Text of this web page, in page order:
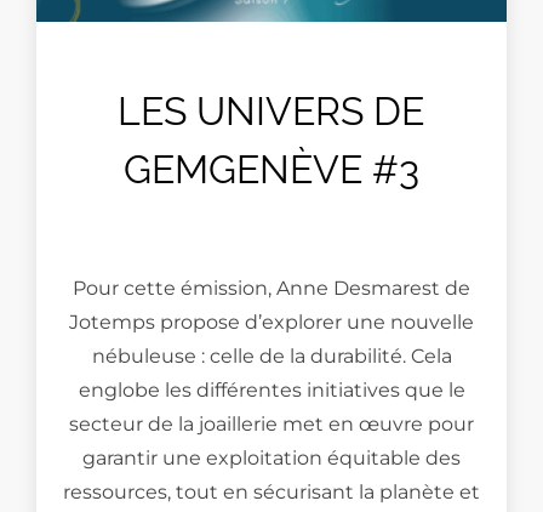
LES UNIVERS DE
GEMGENÈVE #3
Pour cette émission, Anne Desmarest de
Jotemps propose d’explorer une nouvelle
nébuleuse : celle de la durabilité. Cela
englobe les différentes initiatives que le
secteur de la joaillerie met en œuvre pour
garantir une exploitation équitable des
ressources, tout en sécurisant la planète et